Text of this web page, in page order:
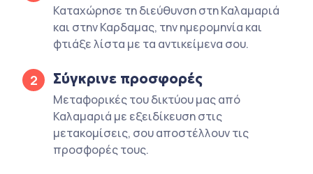
Καταχώρησε τη διεύθυνση στη Καλαμαριά
και στην Καρδαμας, την ημερομηνία και
φτιάξε λίστα με τα αντικείμενα σου.
2 Σύγκρινε προσφορές
Μεταφορικές του δικτύου μας από
Καλαμαριά με εξειδίκευση στις
μετακομίσεις, σου αποστέλλουν τις
προσφορές τους.